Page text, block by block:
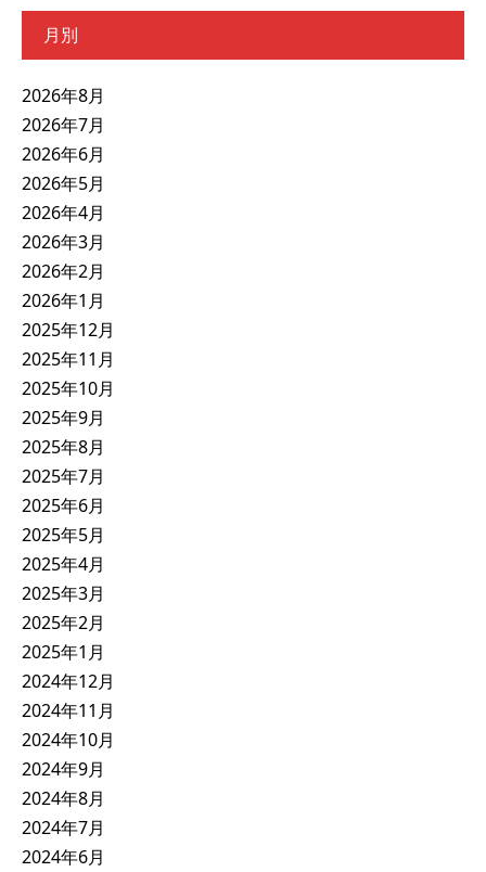
月別
2026年8月
2026年7月
2026年6月
2026年5月
2026年4月
2026年3月
2026年2月
2026年1月
2025年12月
2025年11月
2025年10月
2025年9月
2025年8月
2025年7月
2025年6月
2025年5月
2025年4月
2025年3月
2025年2月
2025年1月
2024年12月
2024年11月
2024年10月
2024年9月
2024年8月
2024年7月
2024年6月